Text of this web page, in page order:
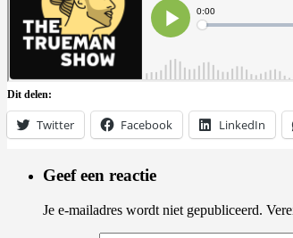
Dit delen:
Twitter Facebook LinkedIn
Geef een reactie
Je e-mailadres wordt niet gepubliceerd.